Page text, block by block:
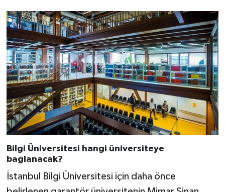
Bilgi Üniversitesi hangi üniversiteye
bağlanacak?
İstanbul Bilgi Üniversitesi için daha önce